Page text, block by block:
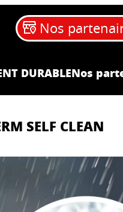
DURABLENos
Nos
SELF CLEAN